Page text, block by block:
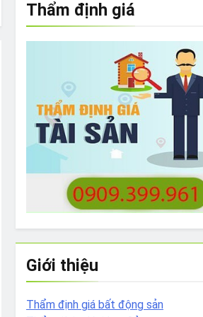
to What Bulldogs Can (and can’t) Eat
I Need to Groom My Bulldog
Thẩm định giá
Giới thiệu
Thẩm định giá bất động sản